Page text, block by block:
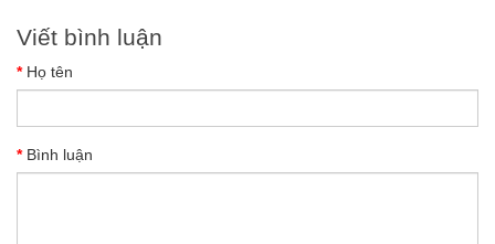
Viết bình luận
Họ tên
Bình luận